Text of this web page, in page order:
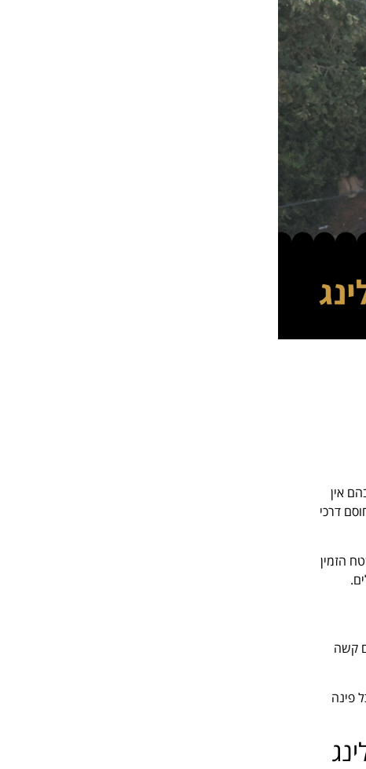
שבהם אין
דרכי
הזמין
קשה
פינה